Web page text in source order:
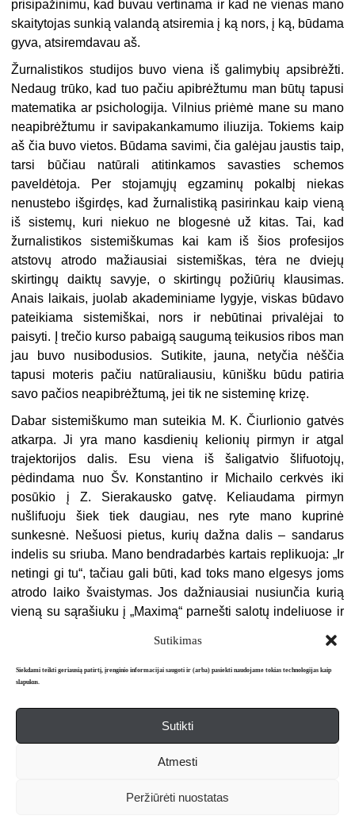
Sutikimas
Siekdami teikti geriausią patirtį, įrenginio informacijai saugoti ir (arba) pasiekti naudojame tokias technologijas kaip
slapukus.
Sutikti
Atmesti
Peržiūrėti nuostatas
prisipažinimu, kad buvau vertinama ir kad ne vienas mano
skaitytojas sunkią valandą atsiremia į ką nors, į ką, būdama
gyva, atsiremdavau aš.
Žurnalistikos studijos buvo viena iš galimybių apsibrėžti.
Nedaug trūko, kad tuo pačiu apibrėžtumu man būtų tapusi
matematika ar psichologija. Vilnius priėmė mane su mano
neapibrėžtumu ir savipakankamumo iliuzija. Tokiems kaip
aš čia buvo vietos. Būdama savimi, čia galėjau jaustis taip,
tarsi būčiau natūrali atitinkamos savasties schemos
paveldėtoja. Per stojamųjų egzaminų pokalbį niekas
nenustebo išgirdęs, kad žurnalistiką pasirinkau kaip vieną
iš sistemų, kuri niekuo ne blogesnė už kitas. Tai, kad
žurnalistikos sistemiškumas kai kam iš šios profesijos
atstovų atrodo mažiausiai sistemiškas, tėra ne dviejų
skirtingų daiktų savyje, o skirtingų požiūrių klausimas.
Anais laikais, juolab akademiniame lygyje, viskas būdavo
pateikiama sistemiškai, nors ir nebūtinai privalėjai to
paisyti. Į trečio kurso pabaigą saugumą teikusios ribos man
jau buvo nusibodusios. Sutikite, jauna, netyčia nėščia
tapusi moteris pačiu natūraliausiu, kūnišku būdu patiria
savo pačios neapibrėžtumą, jei tik ne sisteminę krizę.
Dabar sistemiškumo man suteikia M. K. Čiurlionio gatvės
atkarpa. Ji yra mano kasdienių kelionių pirmyn ir atgal
trajektorijos dalis. Esu viena iš šaligatvio šlifuotojų,
pėdindama nuo Šv. Konstantino ir Michailo cerkvės iki
posūkio į Z. Sierakausko gatvę. Keliaudama pirmyn
nušlifuoju šiek tiek daugiau, nes ryte mano kuprinė
sunkesnė. Nešuosi pietus, kurių dažna dalis – sandarus
indelis su sriuba. Mano bendradarbės kartais replikuoja: „Ir
netingi gi tu“, tačiau gali būti, kad toks mano elgesys joms
atrodo laiko švaistymas. Jos dažniausiai nusiunčia kurią
vieną su sąrašiuku į „Maximą“ parnešti salotų indeliuose ir
simpatijos šių pusėje, mat esu intravertiškai protestantiškos
dvasios ir sovietmečio askezės vaisius. Gyvenant
Panevėžio daugiabutyje mums kartu su mama tai buvo
miestiška askezė. Praktikavome maisto gamybą iš esmės
be atliekų. Suskaičiuoti virtinukai ir varškėčiai, duonos
plutele sudažytas padažas lėkštėse, o jei labai skanus ir jei
mato tik artimieji, tai atsiprašius – ir išlaižytas. Viską, kas
Panevėžio vaikų darželyje „Žilvitis“. Ar pajėgi esu atpažinti